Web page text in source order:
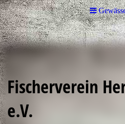
Fischerverein
e.V.